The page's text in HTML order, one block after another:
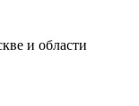
и области